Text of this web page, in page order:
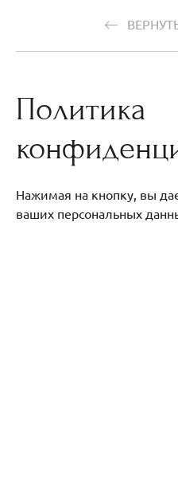
Политика
Нажимая на кнопку, вы
ваших персональных